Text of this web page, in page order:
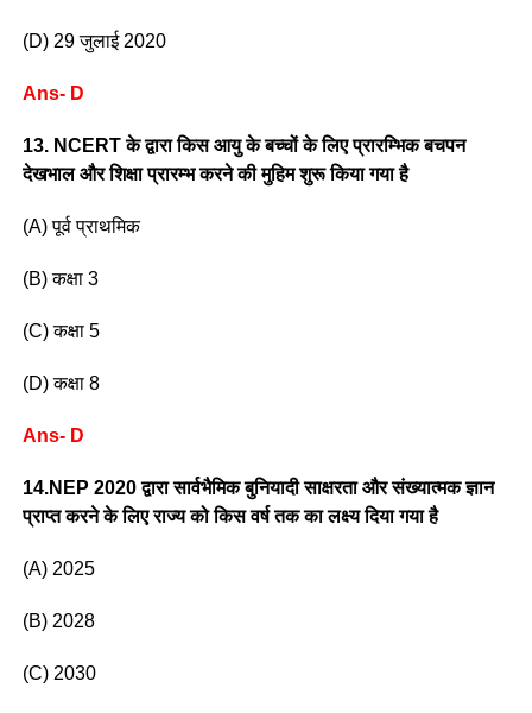
(D) 29 जुलाई 2020
Ans- D
13. NCERT के द्वारा किस आयु के बच्चों के लिए प्रारम्भिक बचपन
देखभाल और शिक्षा प्रारम्भ करने की मुहिम शुरू किया गया है
(A) पूर्व प्राथमिक
(B) कक्षा 3
(C) कक्षा 5
(D) कक्षा 8
Ans- D
14.NEP 2020 द्वारा सार्वभैमिक बुनियादी साक्षरता और संख्यात्मक ज्ञान
प्राप्त करने के लिए राज्य को किस वर्ष तक का लक्ष्य दिया गया है
(A) 2025
(B) 2028
(C) 2030